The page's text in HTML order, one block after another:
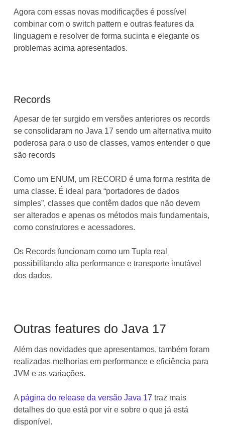
Agora com essas novas modificações é possível
combinar com o switch pattern e outras features da
linguagem e resolver de forma sucinta e elegante os
problemas acima apresentados.
Records
Apesar de ter surgido em versões anteriores os records
se consolidaram no Java 17 sendo um alternativa muito
poderosa para o uso de classes, vamos entender o que
são records
Como um ENUM, um RECORD é uma forma restrita de
uma classe. É ideal para “portadores de dados
simples”, classes que contêm dados que não devem
ser alterados e apenas os métodos mais fundamentais,
como construtores e acessadores.
Os Records funcionam como um Tupla real
possibilitando alta performance e transporte imutável
dos dados.
Outras features do Java 17
Além das novidades que apresentamos, também foram
realizadas melhorias em performance e eficiência para
JVM e as variações.
A página do release da versão Java 17 traz mais
detalhes do que está por vir e sobre o que já está
disponível.